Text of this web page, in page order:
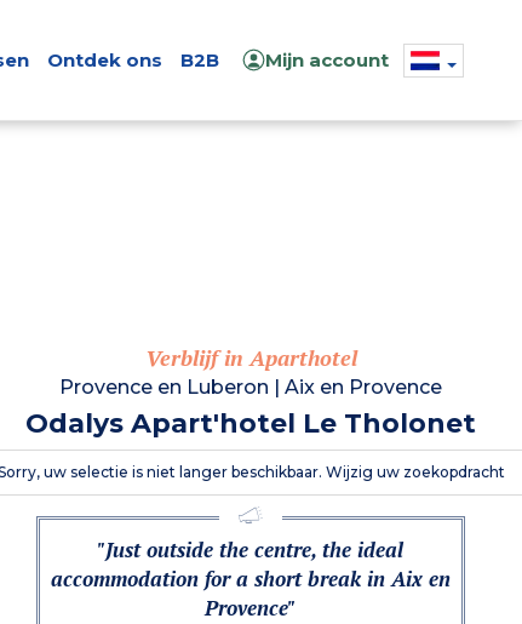
Ontdek ons B2B Mijn account
Verblijf in Aparthotel
Provence en Luberon Aix en Provence
Odalys Apart'hotel Le Tholonet
uw selectie is niet langer beschikbaar. Wijzig uw zoekopdracht
"Just outside the centre, the ideal
accommodation for a short break in Aix en
Provence"